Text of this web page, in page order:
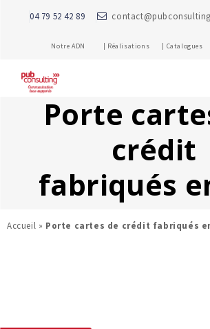
04 79 52 42 89
Notre ADN | Réalisations |
Porte
crédit
fabriqués
Accueil » Porte cartes de crédit fabriqués